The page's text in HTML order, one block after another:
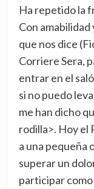
Ha repetido la
Con amabilidad
que nos dice
Corriere Sera,
entrar en el
si no puedo
me han dicho
rodilla>. Hoy el
a una pequeña
superar un
participar como